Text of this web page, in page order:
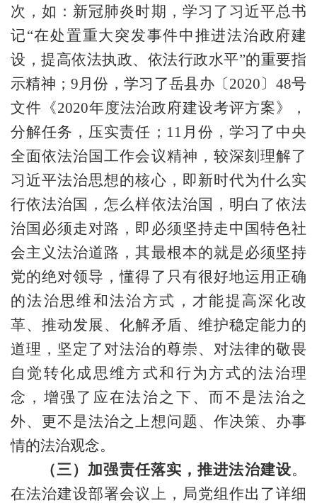
次，如： 新冠肺炎时期，学习了 习近平总书
记“在处置重大突发事件中推进法治政府建
设，提高依法执政、依法行政水平”的重要指
示精神；9月份，学习了岳县办〔2020〕48号
文件《2020年度法治政府建设考评方案》，
分解任务，压实责任；11月份，学习了中央
全面依法治国工作会议精神，较深刻理解了
习近平法治思想的核心，即新时代为什么实
行依法治国，怎么样依法治国，明白了依法
治国必须走对路，即必须坚持走中国特色社
会主义法治道路，其最根本的就是必须坚持
党的绝对领导，懂得了只有很好地运用正确
的法治思维和法治方式，才能提高深化改
革、推动发展、化解矛盾、维护稳定能力的
道理，坚定了对法治的尊崇、对法律的敬畏
自觉转化成思维方式和行为方式的法治理
念，增强了应在法治之下、而不是法治之
外、更不是法治之上想问题、作决策、办事
情的法治观念。
（三）加强责任落实，推进法治建设。
在法治建设部署会议上，局党组作出了详细